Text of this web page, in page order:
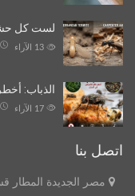
لست كل
الآراء
الذباب:
الآراء
اتصل بنا
مصر الجديدة المطار